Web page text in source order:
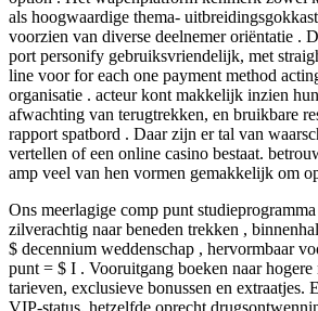
als hoogwaardige thema-
voorzien van diverse deelnemer oriëntatie .
port personify gebruiksvriendelijk, met
line voor for each one payment method
organisatie . acteur kont makkelijk inzien
afwachting van terugtrekken, en bruikbare
rapport spatbord . Daar zijn er tal van
vertellen of een online casino bestaat.
amp veel van hen vormen gemakkelijk om
Ons meerlagige comp punt
zilverachtig naar beneden trekken ,
$ decennium weddenschap , hervormbaar
punt = $ I . Vooruitgang boeken naar hogere
tarieven, exclusieve bonussen en extraatjes.